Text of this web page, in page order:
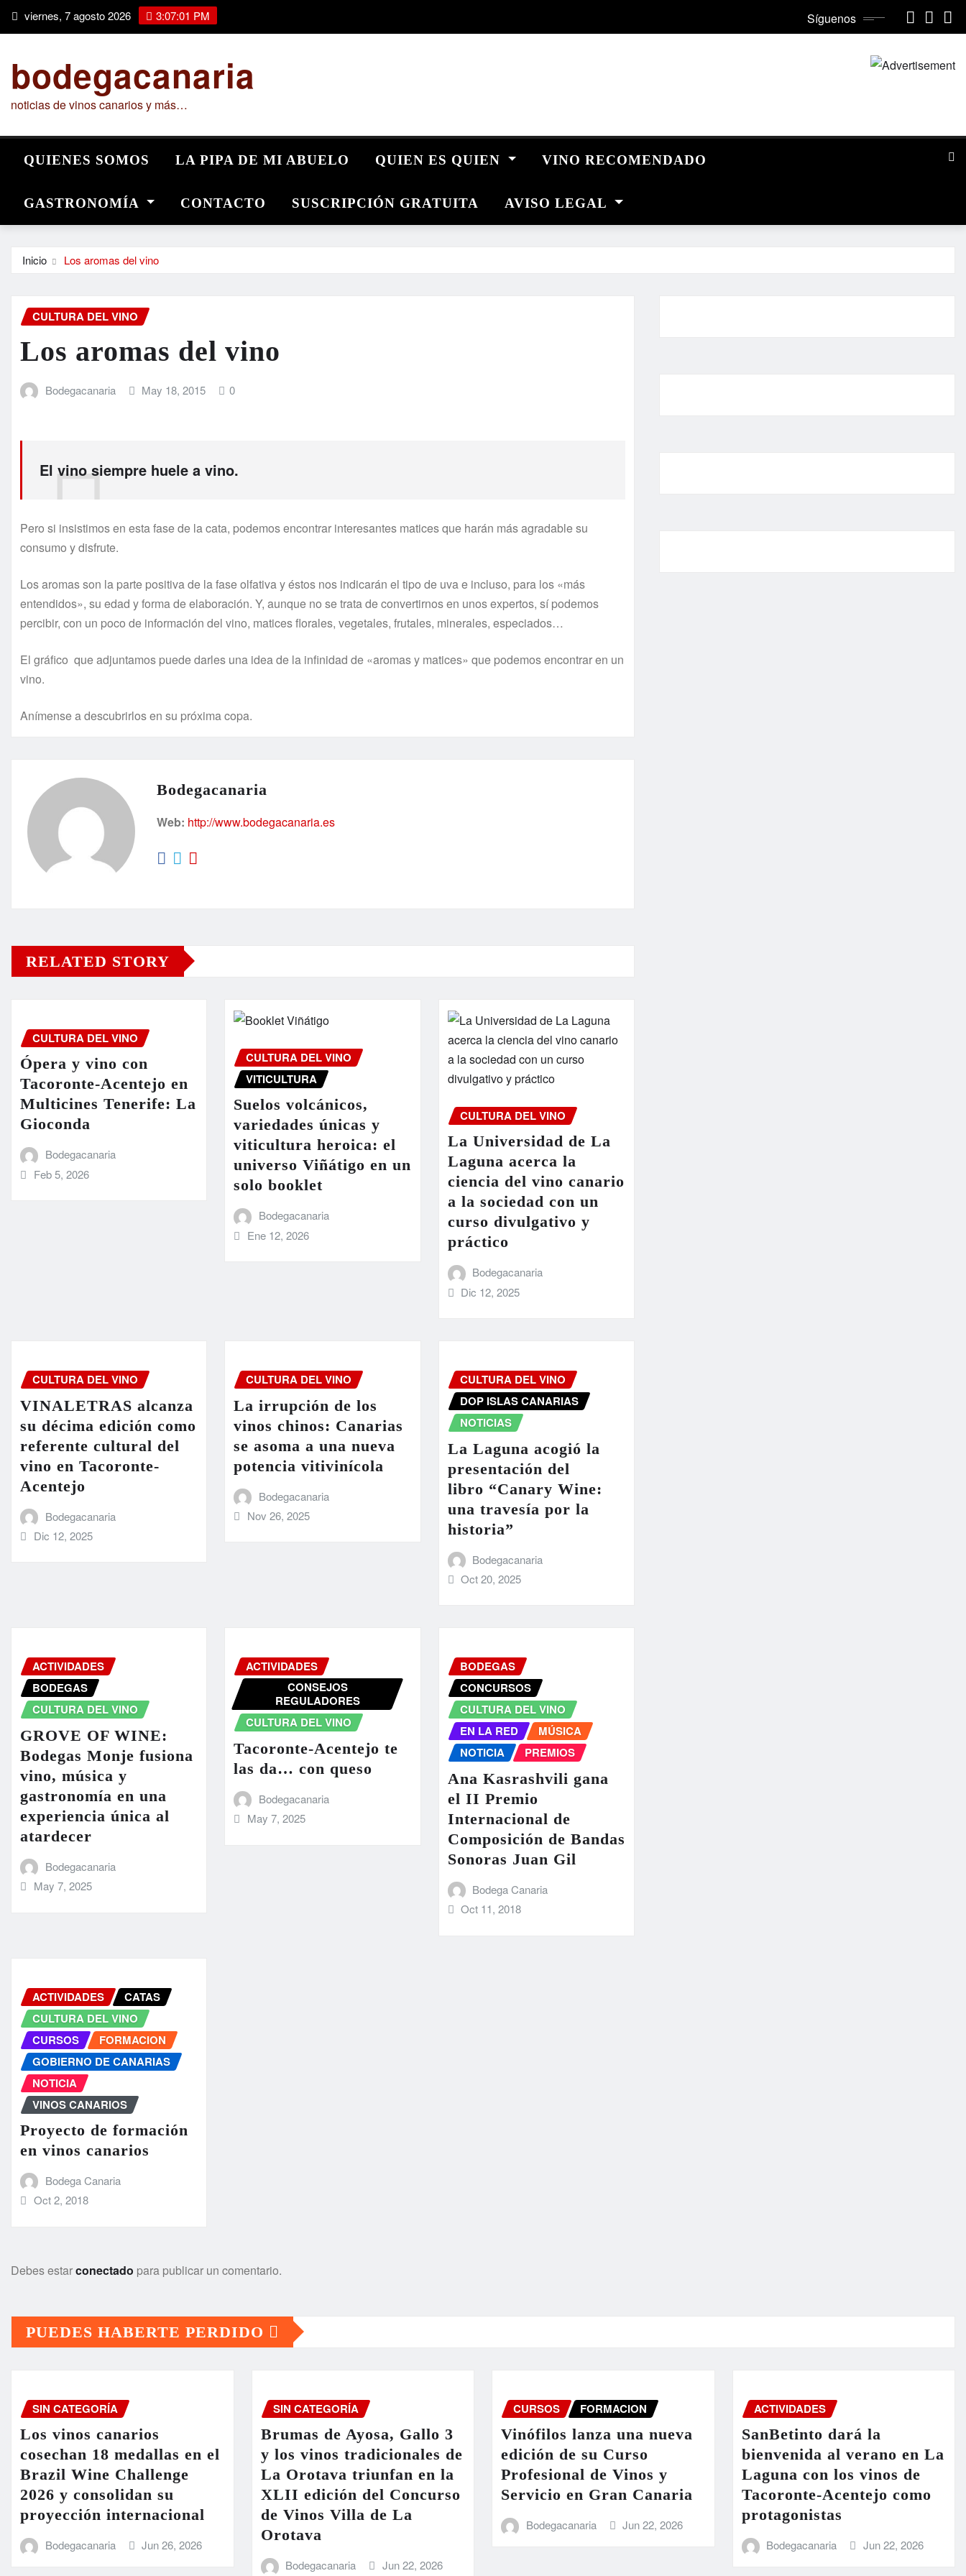
Saltar viernes, 7 agosto 2026 3:07:02 PM Síguenos
bodegacanaria
noticias de vinos canarios y más…
QUIENES SOMOS LA PIPA DE MI ABUELO QUIEN ES QUIEN VINO RECOMENDADO
GASTRONOMÍA CONTACTO SUSCRIPCIÓN GRATUITA AVISO LEGAL
Inicio Los aromas del vino
CULTURA DEL VINO
Los aromas del vino
Bodegacanaria May 18, 2015 0
El vino siempre huele a vino.
Pero si insistimos en esta fase de la cata, podemos encontrar interesantes matices que harán más agradable su
consumo y disfrute.
Los aromas son la parte positiva de la fase olfativa y éstos nos indicarán el tipo de uva e incluso, para los «más
entendidos», su edad y forma de elaboración. Y, aunque no se trata de convertirnos en unos expertos, sí podemos
percibir, con un poco de información del vino, matices florales, vegetales, frutales, minerales, especiados…
El gráfico que adjuntamos puede darles una idea de la infinidad de «aromas y matices» que podemos encontrar en un
vino.
Anímense a descubrirlos en su próxima copa.
Bodegacanaria
Web: http://www.bodegacanaria.es
RELATED STORY
CULTURA DEL VINO
Ópera y vino con
Tacoronte-Acentejo en
Multicines Tenerife: La
Gioconda
Bodegacanaria
Feb 5, 2026
CULTURA DEL VINO
VITICULTURA
Suelos volcánicos,
variedades únicas y
viticultura heroica: el
universo Viñátigo en un
solo booklet
Bodegacanaria
Ene 12, 2026
CULTURA DEL VINO
La Universidad de La
Laguna acerca la
ciencia del vino canario
a la sociedad con un
curso divulgativo y
práctico
Bodegacanaria
Dic 12, 2025
CULTURA DEL VINO
VINALETRAS alcanza
su décima edición como
referente cultural del
vino en Tacoronte-
Acentejo
Bodegacanaria
Dic 12, 2025
CULTURA DEL VINO
La irrupción de los
vinos chinos: Canarias
se asoma a una nueva
potencia vitivinícola
Bodegacanaria
Nov 26, 2025
CULTURA DEL VINO
DOP ISLAS CANARIAS
NOTICIAS
La Laguna acogió la
presentación del
libro “Canary Wine:
una travesía por la
historia”
Bodegacanaria
Oct 20, 2025
ACTIVIDADES
BODEGAS
CULTURA DEL VINO
GROVE OF WINE:
Bodegas Monje fusiona
vino, música y
gastronomía en una
experiencia única al
atardecer
Bodegacanaria
May 7, 2025
ACTIVIDADES
CONSEJOS
REGULADORES
CULTURA DEL VINO
Tacoronte-Acentejo te
las da… con queso
Bodegacanaria
May 7, 2025
BODEGAS
CONCURSOS
CULTURA DEL VINO
EN LA RED
MÚSICA
NOTICIA
PREMIOS
Ana Kasrashvili gana
el II Premio
Internacional de
Composición de Bandas
Sonoras Juan Gil
Bodega Canaria
Oct 11, 2018
ACTIVIDADES
CATAS
CULTURA DEL VINO
CURSOS
FORMACION
GOBIERNO DE CANARIAS
NOTICIA
VINOS CANARIOS
Proyecto de formación
en vinos canarios
Bodega Canaria
Oct 2, 2018
Debes estarconectado para publicar un comentario.
PUEDES HABERTE PERDIDO
SIN CATEGORÍA
Los vinos canarios
cosechan 18 medallas en el
Brazil Wine Challenge
2026 y consolidan su
proyección internacional
Bodegacanaria Jun 26, 2026
SIN CATEGORÍA
Brumas de Ayosa, Gallo 3
y los vinos tradicionales de
La Orotava triunfan en la
XLII edición del Concurso
de Vinos Villa de La
Orotava
Bodegacanaria Jun 22, 2026
CURSOS FORMACION
Vinófilos lanza una nueva
edición de su Curso
Profesional de Vinos y
Servicio en Gran Canaria
Bodegacanaria Jun 22, 2026
ACTIVIDADES
SanBetinto dará la
bienvenida al verano en La
Laguna con los vinos de
Tacoronte-Acentejo como
protagonistas
Bodegacanaria Jun 22, 2026